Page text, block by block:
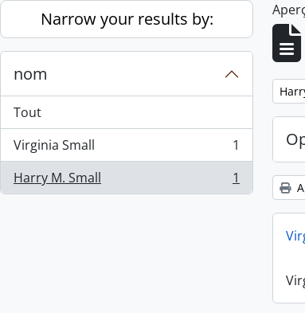
Skip to main content
Narrow your results by:
nom
Tout
Virginia Small
, 1 résultats
1
Harry M. Small
, 1 résultats 1